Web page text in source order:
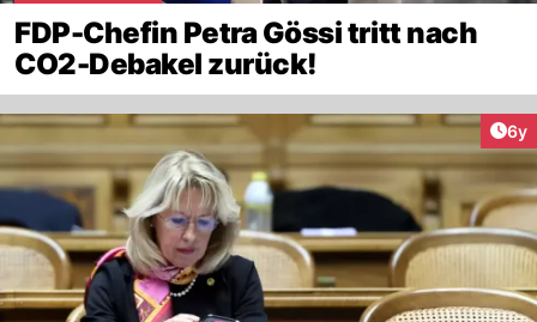
FDP-Chefin Petra Gössi tritt nach
CO2-Debakel zurück!
6y